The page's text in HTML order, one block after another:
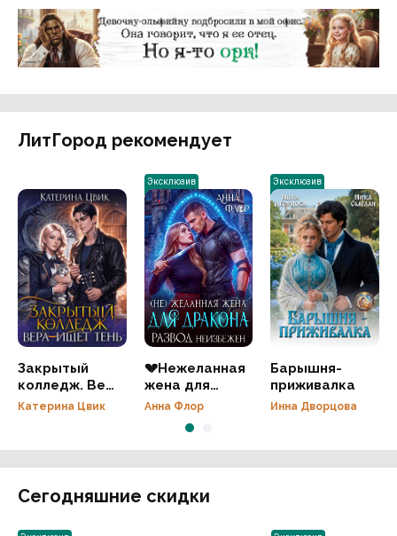
Реклама 16+ АО «ЛитГород»
ЛитГород рекомендует
Закрытый
колледж. Вера
ищет тень
Катерина Цвик
Эксклюзив
💔Нежеланная
жена для
дракона.
неизбежен
Анна Флор
Эксклюзив
Барышня-
приживалка
Инна Дворцова
Сегодняшние скидки